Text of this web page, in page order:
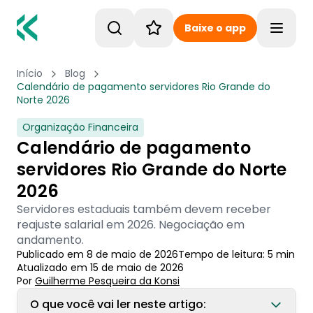
Baixe o app
Início
Blog
Calendário de pagamento servidores Rio Grande do
Norte 2026
Organização Financeira
Calendário de pagamento
servidores Rio Grande do Norte
2026
Servidores estaduais também devem receber
reajuste salarial em 2026. Negociação em
andamento.
Publicado em 8 de maio de 2026Tempo de leitura: 5 min
Atualizado em 15 de maio de 2026
Por Guilherme Pesqueira da Konsi
O que você vai ler neste artigo: